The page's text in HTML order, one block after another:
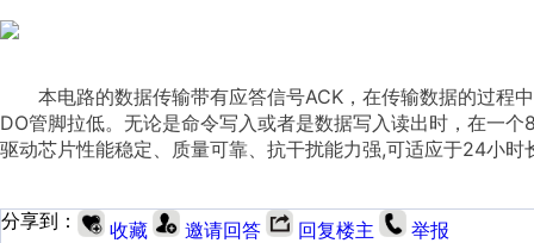
本电路的数据传输带有应答信号ACK，在传输数据的过程
DO管脚拉低。无论是命令写入或者是数据写入读出时，在一
驱动芯片性能稳定、质量可靠、抗干扰能力强,可适应于24小
分享到： 收藏 邀请回答 回复楼主 举报